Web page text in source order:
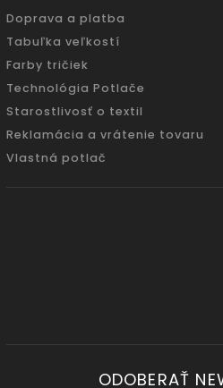
Doprava a platba
Tabuľka veľkostí
Farby tričiek
Technológia Potlače
Starostlivosť o textil
Reklamácia a vrátenie tovaru
Vlastná potlač
ODOBERAŤ